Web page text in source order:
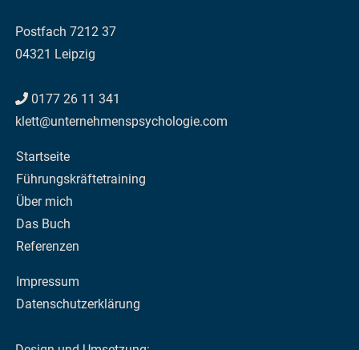
Postfach 7212 37
04321 Leipzig
0177 26 11 341
klett@unternehmenspsychologie.com
Startseite
Führungskräftetraining
Über mich
Das Buch
Referenzen
Impressum
Datenschutzerklärung